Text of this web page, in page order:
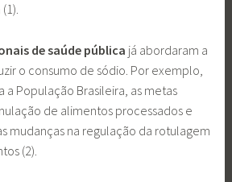
(1).
de saúde pública já abordaram a
o consumo de sódio. Por exemplo,
a População Brasileira, as metas
de alimentos processados e
mudanças na regulação da rotulagem
(2).